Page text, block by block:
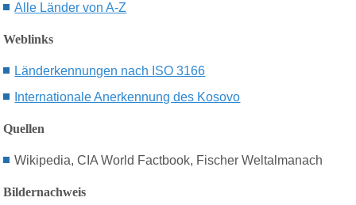
Alle Länder von A-Z
Weblinks
Länderkennungen nach ISO 3166
Internationale Anerkennung des Kosovo
Quellen
Wikipedia, CIA World Factbook, Fischer Weltalmanach
Bildernachweis